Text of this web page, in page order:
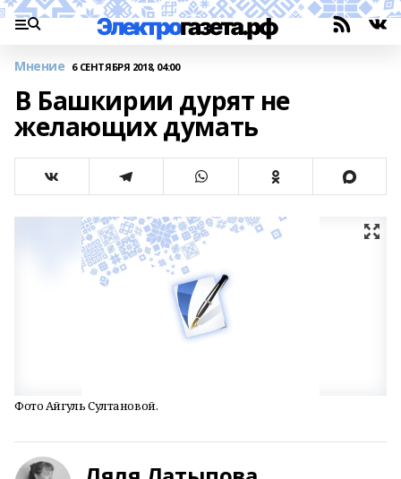
Мнение 6 СЕНТЯБРЯ 2018, 04:00
В Башкирии дурят не
желающих думать
Фото Айгуль Султановой.